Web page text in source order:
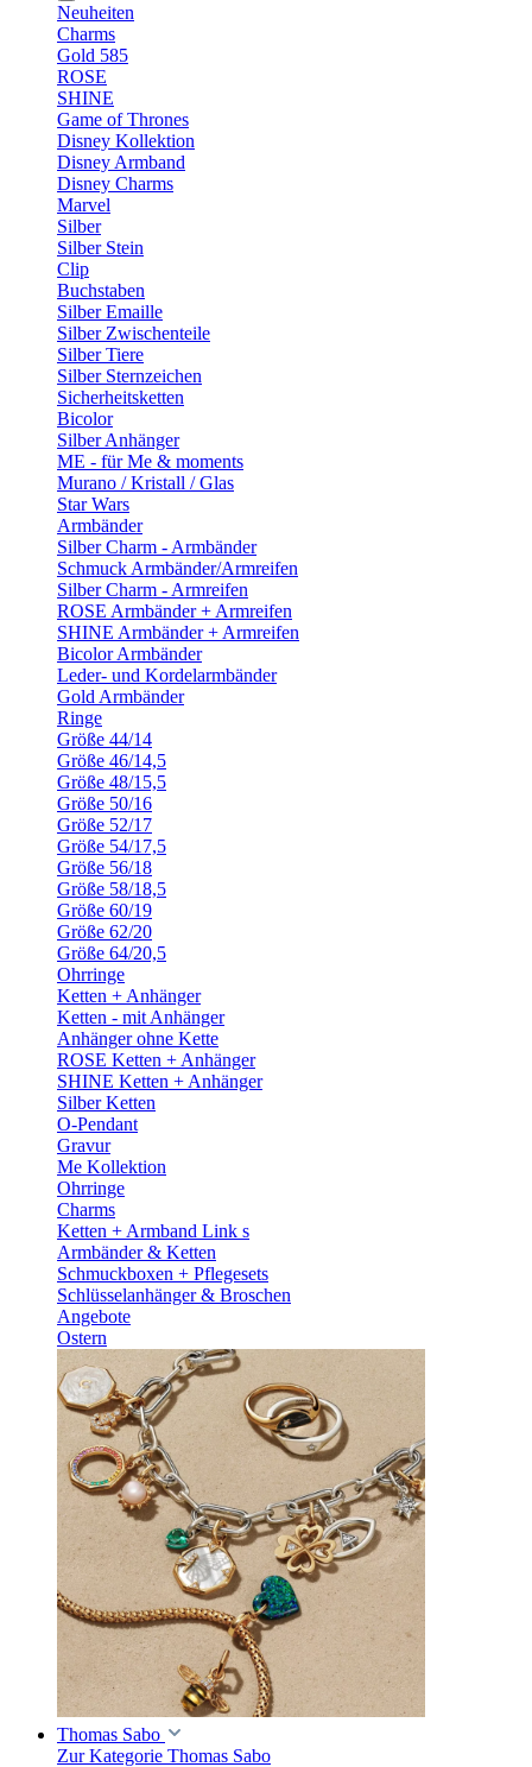
Neuheiten
Charms
Gold 585
ROSE
SHINE
Game of Thrones
Disney Kollektion
Disney Armband
Disney Charms
Marvel
Silber
Silber Stein
Clip
Buchstaben
Silber Emaille
Silber Zwischenteile
Silber Tiere
Silber Sternzeichen
Sicherheitsketten
Bicolor
Silber Anhänger
ME - für Me & moments
Murano / Kristall / Glas
Star Wars
Armbänder
Silber Charm - Armbänder
Schmuck Armbänder/Armreifen
Silber Charm - Armreifen
ROSE Armbänder + Armreifen
SHINE Armbänder + Armreifen
Bicolor Armbänder
Leder- und Kordelarmbänder
Gold Armbänder
Ringe
Größe 44/14
Größe 46/14,5
Größe 48/15,5
Größe 50/16
Größe 52/17
Größe 54/17,5
Größe 56/18
Größe 58/18,5
Größe 60/19
Größe 62/20
Größe 64/20,5
Ohrringe
Ketten + Anhänger
Ketten - mit Anhänger
Anhänger ohne Kette
ROSE Ketten + Anhänger
SHINE Ketten + Anhänger
Silber Ketten
O-Pendant
Gravur
Me Kollektion
Ohrringe
Charms
Ketten + Armband Link s
Armbänder & Ketten
Schmuckboxen + Pflegesets
Schlüsselanhänger & Broschen
Angebote
Ostern
Thomas Sabo
Zur Kategorie Thomas Sabo